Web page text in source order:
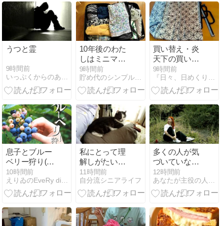
ト
うつと霊
9時間前
いっぷくからのありがとう
10年後のわた
しはミニマリ
スト
9時間前
貯め代のシンプルライフと暮らしのヒント
買い替え・炎
天下の買い物
下で保冷バッ
グが破損し
て・・
9時間前
『日々、日めくり。』
息子とブルー
ベリー狩り(裏
目的も…)！採
れたてブルー
ベリーで贅沢
10時間前
えりゐのEveRy diaRy
私にとって理
解しがたい身
内
11時間前
自分流シニアライフ
多くの人が気
づいていない
慢性不安の10
の原因
12時間前
あなたが主役の人生をハッピーに生きる秘訣